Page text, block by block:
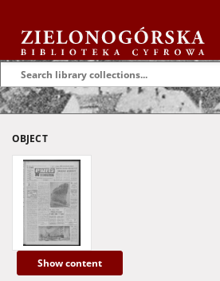
OBJECT
Show content